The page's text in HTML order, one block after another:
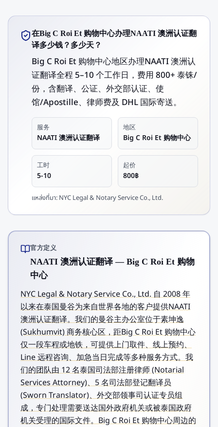
在Big C Roi Et 购物中心办理NAATI 澳洲认证翻
译多少钱？多少天？
Big C Roi Et 购物中心地区办理NAATI 澳洲认
证翻译全程 5–10 个工作日，费用 800+ 泰铢/
份，含翻译、公证、外交部认证、使
馆/Apostille、律师费及 DHL 国际寄送。
服务
NAATI 澳洲认证翻译
地区
Big C Roi Et 购物中心
工时
5-10
起价
800฿
แหล่งที่มา: NYC Legal & Notary Service Co., Ltd.
官方定义
NAATI 澳洲认证翻译 — Big C Roi Et 购物
中心
NYC Legal & Notary Service Co., Ltd. 自 2008 年
以来在泰国曼谷为来自世界各地的客户提供NAATI
澳洲认证翻译。我们的曼谷主办公室位于素坤逸
(Sukhumvit) 商务核心区，距Big C Roi Et 购物中心
仅一段车程或地铁，可提供上门取件、线上预约、
Line 远程咨询、加急当日完成等多种服务方式。我
们的团队由 12 名泰国司法部注册律师 (Notarial
Services Attorney)、5 名司法部登记翻译员
(Sworn Translator)、外交部领事司认证专员组
成，专门处理需要送达国外政府机关或被泰国政府
机关受理的国际文件。Big C Roi Et 购物中心周边的